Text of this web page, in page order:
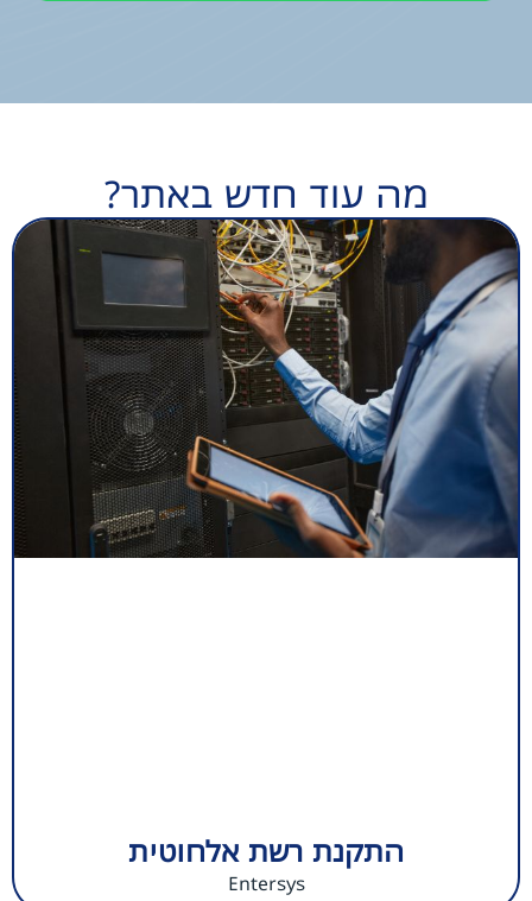
מה עוד חדש באתר?
התקנת רשת אלחוטית
Entersys